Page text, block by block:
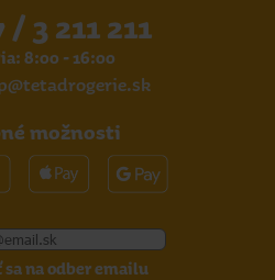
/ 3 211 211
8:00 - 16:00
možnosti
na odber emailu